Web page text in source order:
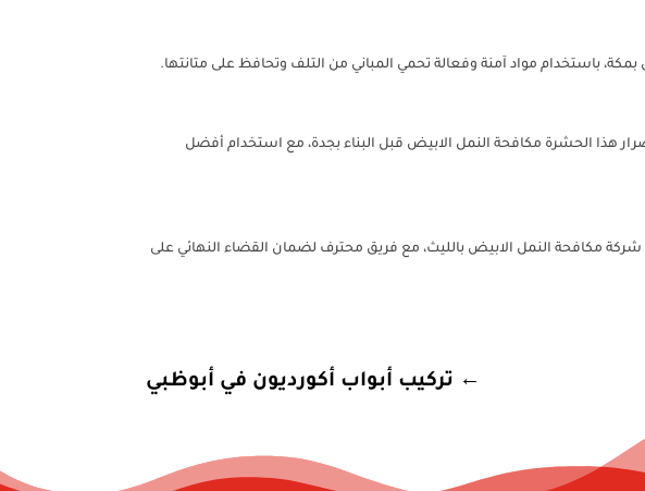
باستخدام مواد آمنة وفعالة تحمي المباني من التلف وتحافظ على متانتها.
هذا الحشرة مكافحة النمل الابيض قبل البناء بجدة، مع استخدام أفضل
مكافحة النمل الابيض بالليث، مع فريق محترف لضمان القضاء النهائي على
← تركيب أبواب أكورديون في أبوظبي